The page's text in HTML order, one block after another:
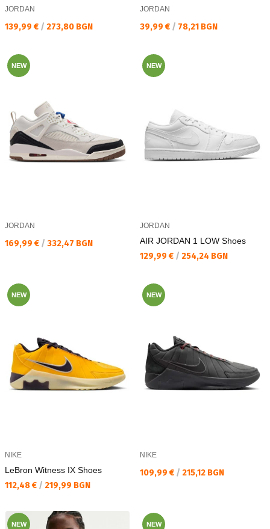
JORDAN
Текуща цена:
139,99 € / 273,80 BGN
JORDAN
Текуща цена:
39,99 € / 78,21 BGN
NEW
JORDAN
Текуща цена:
169,99 € / 332,47 BGN
NEW
JORDAN
AIR JORDAN 1 LOW Shoes
Текуща цена:
129,99 € / 254,24 BGN
NEW
NIKE
LeBron Witness IX Shoes
Текуща цена:
112,48 € / 219,99 BGN
NEW
NIKE
Текуща цена:
109,99 € / 215,12 BGN
NEW NEW